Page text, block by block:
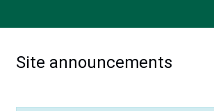
Site announcements